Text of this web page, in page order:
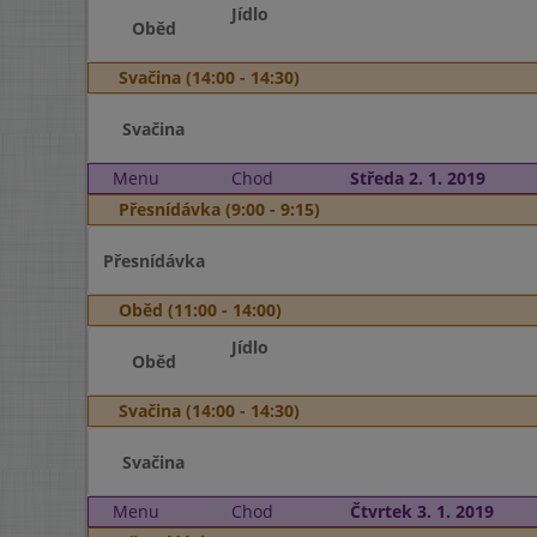
Oběd
Jídlo
Svačina (14:00 - 14:30)
Svačina
Menu Chod
Středa 2. 1. 2019
Přesnídávka (9:00 - 9:15)
Přesnídávka
Oběd (11:00 - 14:00)
Oběd
Jídlo
Svačina (14:00 - 14:30)
Svačina
Menu Chod Čtvrtek 3. 1. 2019